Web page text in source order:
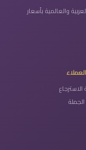
والعالمية بأسعار